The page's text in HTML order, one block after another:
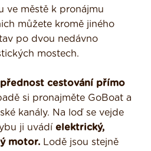
ve městě k pronájmu
můžete kromě jiného
po dvou nedávno
mostech.
cestování přímo
si pronajměte GoBoat a
kanály. Na loď se vejde
ji uvádí elektrický,
motor. Lodě jsou stejně